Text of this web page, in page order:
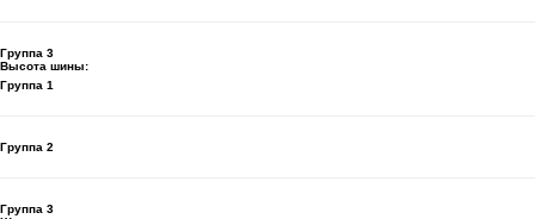
Группа 3
Высота шины:
Группа 1
Группа 2
Группа 3